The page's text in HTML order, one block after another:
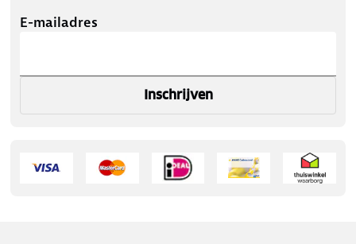
E-mailadres
Inschrijven